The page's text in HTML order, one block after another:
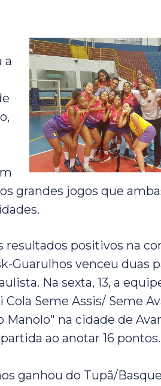
a
grandes jogos que
positivos na
Guarulhos venceu duas
Na sexta, 13, a
Seme Assis/ Seme
Manolo" na cidade de
ao anotar 16 pontos.
ganhou do Tupã/